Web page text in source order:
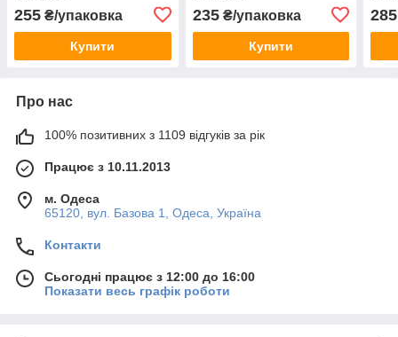
255 ₴/упаковка
Купити
235₴/упаковка
Купити
285
Про нас
100% позитивних з 1109 відгуків за рік
Працює з 10.11.2013
м. Одеса
65120, вул. Базова 1, Одеса, Україна
Контакти
Сьогодні працює з 12:00 до 16:00
Показати весь графік роботи